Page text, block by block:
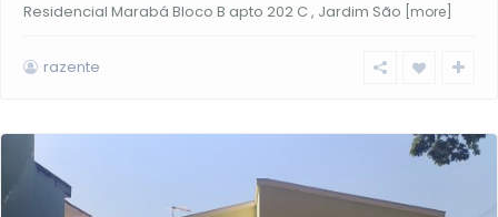
Residencial Marabá Bloco B apto 202 C , Jardim São [more]
razente